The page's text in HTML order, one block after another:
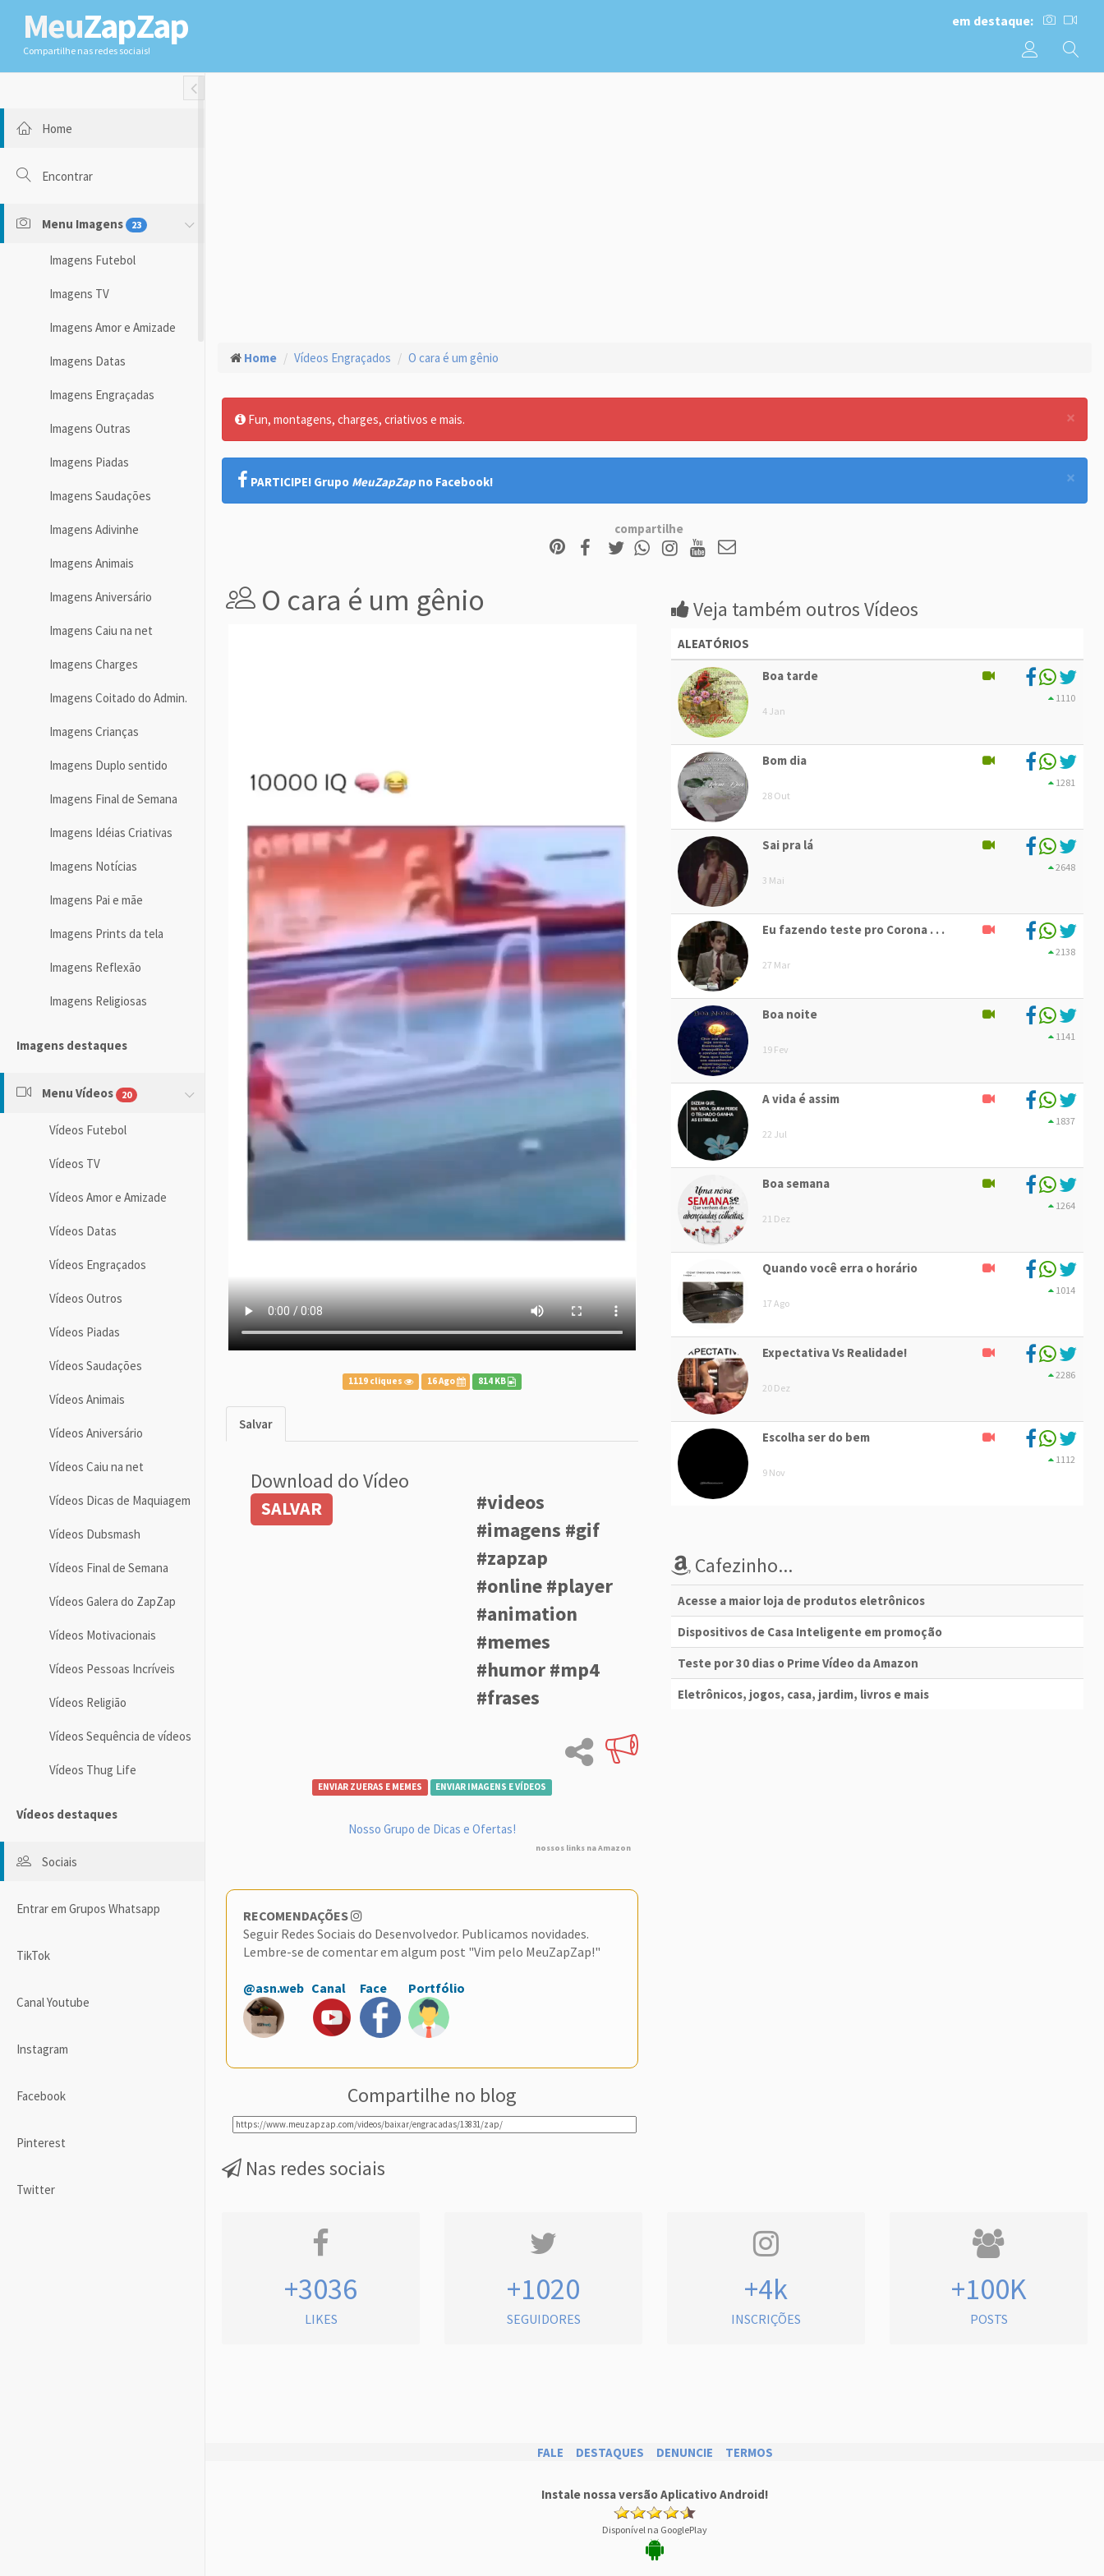
MeuZapZap
Compartilhe nas redes sociais!
em destaque:
Toggle Fullwidth
Home
Encontrar
Menu Imagens 23
Imagens Futebol
Imagens TV
Imagens Amor e Amizade
Imagens Datas
Imagens Engraçadas
Imagens Outras
Imagens Piadas
Imagens Saudações
Imagens Adivinhe
Imagens Animais
Imagens Aniversário
Imagens Caiu na net
Imagens Charges
Imagens Coitado do Admin.
Imagens Crianças
Imagens Duplo sentido
Imagens Final de Semana
Imagens Idéias Criativas
Imagens Notícias
Imagens Pai e mãe
Imagens Prints da tela
Imagens Reflexão
Imagens Religiosas
Imagens destaques
Menu Vídeos 20
Vídeos Futebol
Vídeos TV
Vídeos Amor e Amizade
Vídeos Datas
Vídeos Engraçados
Vídeos Outros
Vídeos Piadas
Vídeos Saudações
Vídeos Animais
Vídeos Aniversário
Vídeos Caiu na net
Vídeos Dicas de Maquiagem
Vídeos Dubsmash
Vídeos Final de Semana
Vídeos Galera do ZapZap
Vídeos Motivacionais
Vídeos Pessoas Incríveis
Vídeos Religião
Vídeos Sequência de vídeos
Vídeos Thug Life
Vídeos destaques
Sociais
Entrar em Grupos Whatsapp
TikTok
Canal Youtube
Instagram
Facebook
Pinterest
Twitter
Home Vídeos Engraçados O cara é um gênio
×
Fun, montagens, charges, criativos e mais.
×
PARTICIPE! Grupo MeuZapZap no Facebook!
compartilhe
O cara é um gênio
1119 cliques 16 Ago 814 KB
Salvar
Download do Vídeo
SALVAR
#videos
#imagens #gif
#zapzap
#online #player
#animation
#memes
#humor #mp4
#frases
ENVIAR ZUERAS E MEMES ENVIAR IMAGENS E VÍDEOS
Nosso Grupo de Dicas e Ofertas!
nossos links na Amazon
RECOMENDAÇÕES
Seguir Redes Sociais do Desenvolvedor. Publicamos novidades.
Lembre-se de comentar em algum post "Vim pelo MeuZapZap!"
@asn.web Canal Face Portfólio
Compartilhe no blog
Veja também outros Vídeos
ALEATÓRIOS
Boa tarde
4 Jan
1110
Bom dia
28 Out
1281
Sai pra lá
3 Mai
2648
Eu fazendo teste pro Corona . . .
27 Mar
2138
Boa noite
19 Fev
1141
A vida é assim
22 Jul
1837
Boa semana
21 Dez
1264
Quando você erra o horário
17 Ago
1014
Expectativa Vs Realidade!
20 Dez
2286
Escolha ser do bem
9 Nov
1112
Cafezinho...
Acesse a maior loja de produtos eletrônicos
Dispositivos de Casa Inteligente em promoção
Teste por 30 dias o Prime Vídeo da Amazon
Eletrônicos, jogos, casa, jardim, livros e mais
Nas redes sociais
+3036
LIKES
+1020
SEGUIDORES
+4k
INSCRIÇÕES
+100K
POSTS
FALE DESTAQUES DENUNCIE TERMOS
Instale nossa versão Aplicativo Android!
Disponível na GooglePlay